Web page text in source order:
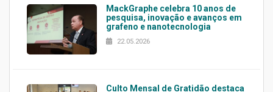
MackGraphe celebra 10 anos de
pesquisa, inovação e avanços em
grafeno e nanotecnologia
22.05.2026
Culto Mensal de Gratidão destaca